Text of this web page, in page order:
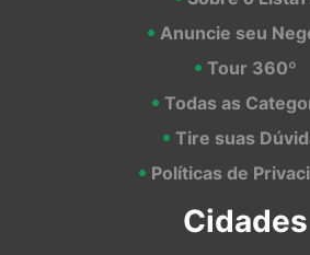
Anuncie seu
Tour 360º
Todas as
Tire suas
Políticas de
Cidades